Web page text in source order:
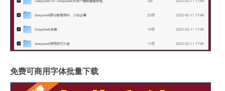
免费可商用字体批量下载